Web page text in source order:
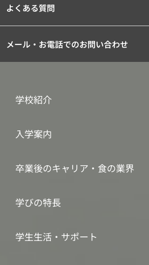
よくある質問
メール・お電話でのお問い合わせ
学校紹介
入学案内
卒業後のキャリア・食の業界
学びの特長
学生生活・サポート